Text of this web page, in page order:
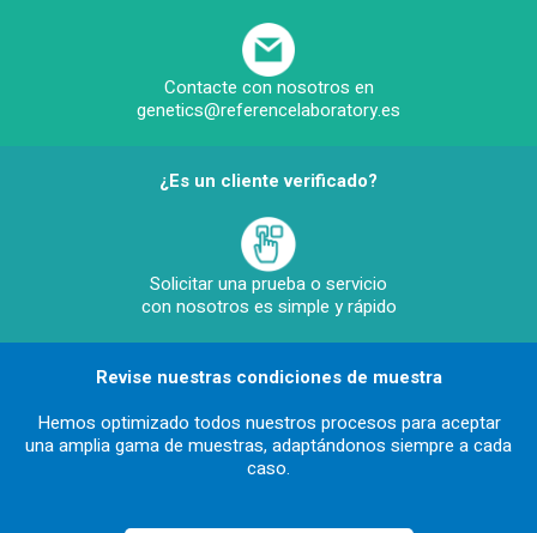
Contacte con nosotros en
genetics@referencelaboratory.es
¿Es un cliente verificado?
Solicitar una prueba o servicio
con nosotros es simple y rápido
Revise nuestras condiciones de muestra
Hemos optimizado todos nuestros procesos para aceptar
una amplia gama de muestras, adaptándonos siempre a cada
caso.